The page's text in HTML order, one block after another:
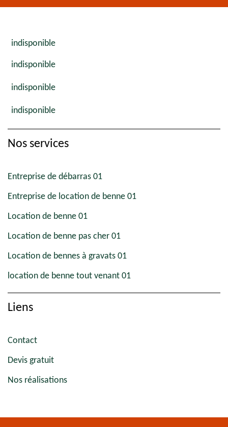
indisponible
indisponible
indisponible
indisponible
Nos services
Entreprise de débarras 01
Entreprise de location de benne 01
Location de benne 01
Location de benne pas cher 01
Location de bennes à gravats 01
location de benne tout venant 01
Liens
Contact
Devis gratuit
Nos réalisations